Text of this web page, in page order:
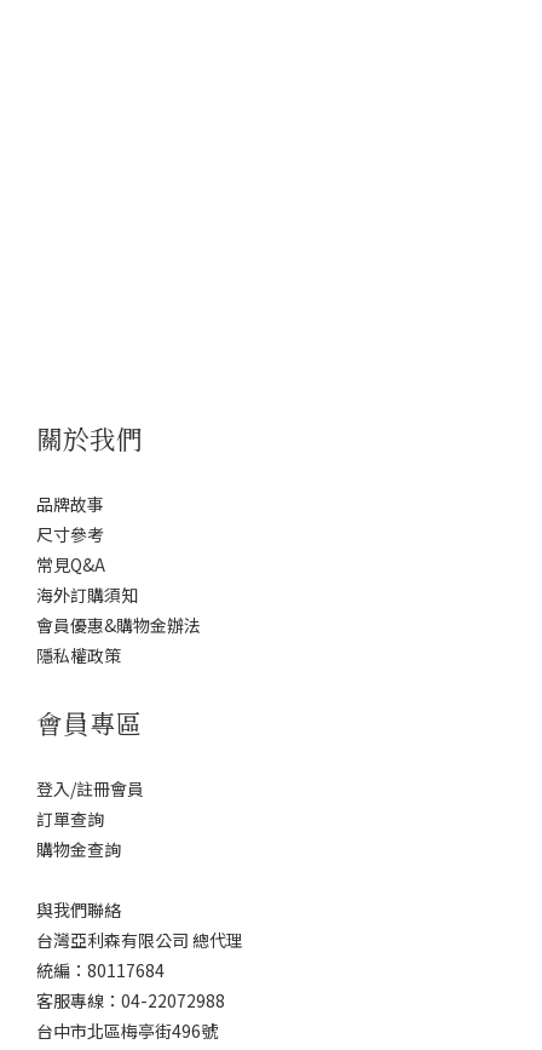
關於我們
品牌故事
尺寸參考
常見Q&A
海外訂購須知
會員優惠&購物金辦法
隱私權政策
會員專區
登入/註冊會員
訂單查詢
購物金查詢
與我們聯絡
台灣亞利森有限公司 總代理
統編：80117684
客服專線：04-22072988
台中市北區梅亭街496號